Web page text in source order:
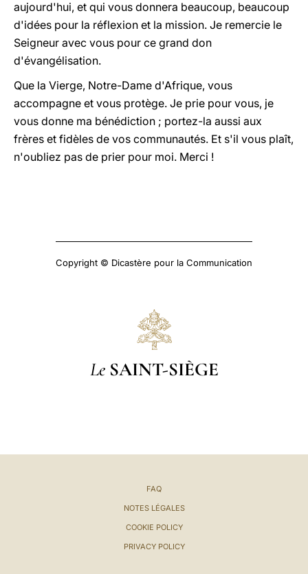
aujourd'hui, et qui vous donnera beaucoup, beaucoup
d'idées pour la réflexion et la mission. Je remercie le
Seigneur avec vous pour ce grand don
d'évangélisation.
Que la Vierge, Notre-Dame d'Afrique, vous
accompagne et vous protège. Je prie pour vous, je
vous donne ma bénédiction ; portez-la aussi aux
frères et fidèles de vos communautés. Et s'il vous plaît,
n'oubliez pas de prier pour moi. Merci !
Copyright © Dicastère pour la Communication
Le SAINT-SIÈGE
FAQ
NOTES LÉGALES
COOKIE POLICY
PRIVACY POLICY